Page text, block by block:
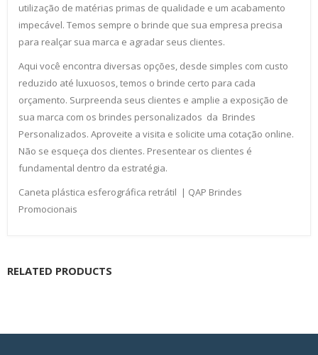
utilização de matérias primas de qualidade e um acabamento
impecável. Temos sempre o brinde que sua empresa precisa
para realçar sua marca e agradar seus clientes.
Aqui você encontra diversas opções, desde simples com custo
reduzido até luxuosos, temos o brinde certo para cada
orçamento. Surpreenda seus clientes e amplie a exposição de
sua marca com os brindes personalizados da Brindes
Personalizados. Aproveite a visita e solicite uma cotação online.
Não se esqueça dos clientes. Presentear os clientes é
fundamental dentro da estratégia.
Caneta plástica esferográfica retrátil | QAP Brindes
Promocionais
RELATED PRODUCTS